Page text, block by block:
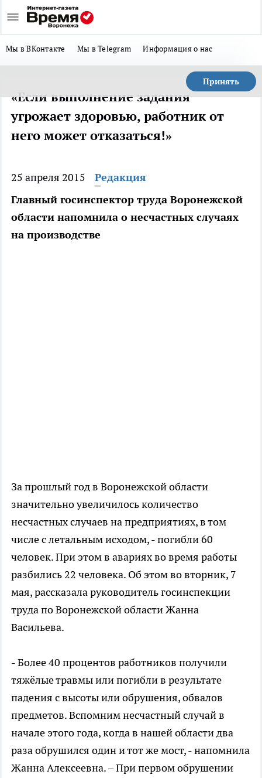
Мы в ВКонтакте Мы в Telegram Информация о нас
Принять
«Если выполнение задания
угрожает здоровью, работник от
него может отказаться!»
25 апреля 2015
Редакция
Главный госинспектор труда Воронежской
области напомнила о несчастных случаях
на производстве
За прошлый год в Воронежской области
значительно увеличилось количество
несчастных случаев на предприятиях, в том
числе с летальным исходом, - погибли 60
человек. При этом в авариях во время работы
разбились 22 человека. Об этом во вторник, 7
мая, рассказала руководитель госинспекции
труда по Воронежской области Жанна
Васильева.
- Более 40 процентов работников получили
тяжёлые травмы или погибли в результате
падения с высоты или обрушения, обвалов
предметов. Вспомним несчастный случай в
начале этого года, когда в нашей области два
раза обрушился один и тот же мост, - напомнила
Жанна Алексеевна. – При первом обрушении